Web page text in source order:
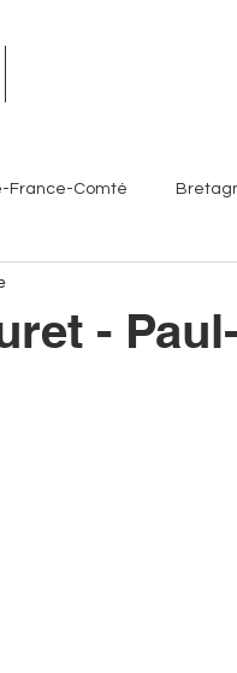
France-Comté
-